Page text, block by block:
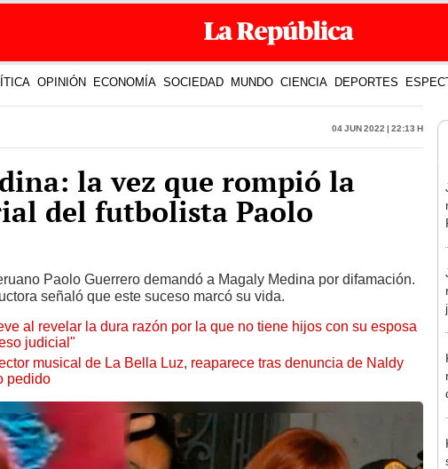
OPINIÓN ECONOMÍA SOCIEDAD MUNDO CIENCIA DEPORTES
04 Jun 2022 | 22:13 h
la vez que rompió la
del futbolista Paolo
Paolo Guerrero demandó a Magaly Medina por difamación.
señaló que este suceso marcó su vida.
al revelar la dura razón por la que no tiene hijos con su esposa
judicial"
musical de La Bella Luz, reaparece tras denuncia de Naldy
pedido